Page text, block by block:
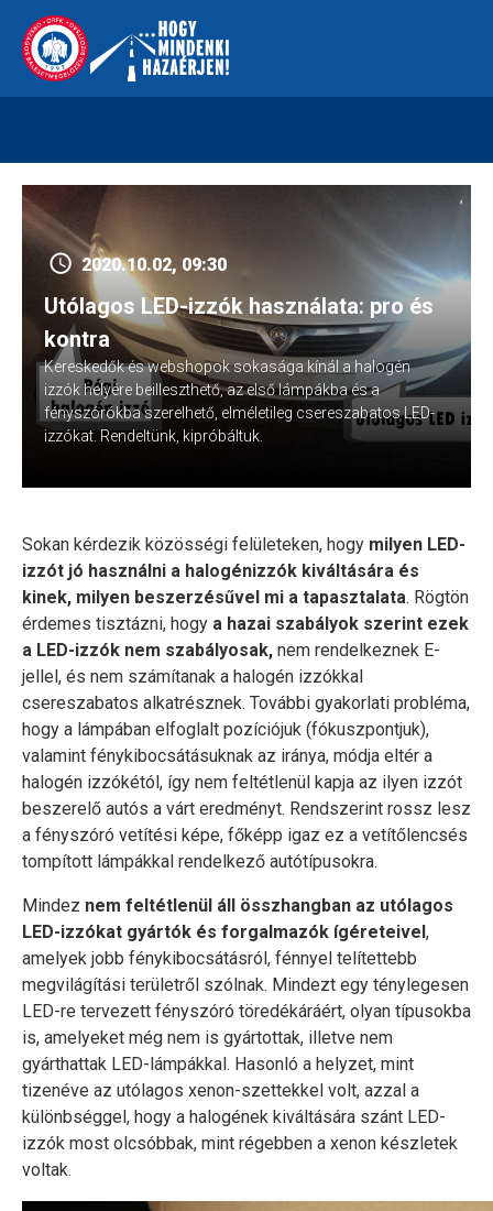
content
kreszvaltozas.hu
2020.10.02, 09:30
Utólagos LED-izzók használata: pro és
kontra
Kereskedők és webshopok sokasága kínál a halogén
izzók helyére beilleszthető, az első lámpákba és a
fényszórókba szerelhető, elméletileg csereszabatos LED-
izzókat. Rendeltünk, kipróbáltuk.
Sokan kérdezik közösségi felületeken, hogy milyen LED-
izzót jó használni a halogénizzók kiváltására és
kinek, milyen beszerzésűvel mi a tapasztalata. Rögtön
érdemes tisztázni, hogy a hazai szabályok szerint ezek
a LED-izzók nem szabályosak, nem rendelkeznek E-
jellel, és nem számítanak a halogén izzókkal
csereszabatos alkatrésznek. További gyakorlati probléma,
hogy a lámpában elfoglalt pozíciójuk (fókuszpontjuk),
valamint fénykibocsátásuknak az iránya, módja eltér a
halogén izzókétól, így nem feltétlenül kapja az ilyen izzót
beszerelő autós a várt eredményt. Rendszerint rossz lesz
a fényszóró vetítési képe, főképp igaz ez a vetítőlencsés
tompított lámpákkal rendelkező autótípusokra.
Mindez nem feltétlenül áll összhangban az utólagos
LED-izzókat gyártók és forgalmazók ígéreteivel,
amelyek jobb fénykibocsátásról, fénnyel telítettebb
megvilágítási területről szólnak. Mindezt egy ténylegesen
LED-re tervezett fényszóró töredékáráért, olyan típusokba
is, amelyeket még nem is gyártottak, illetve nem
gyárthattak LED-lámpákkal. Hasonló a helyzet, mint
tizenéve az utólagos xenon-szettekkel volt, azzal a
különbséggel, hogy a halogének kiváltására szánt LED-
izzók most olcsóbbak, mint régebben a xenon készletek
voltak.